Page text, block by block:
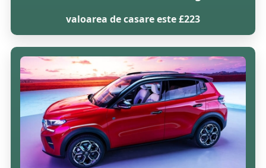
valoarea de casare este £223